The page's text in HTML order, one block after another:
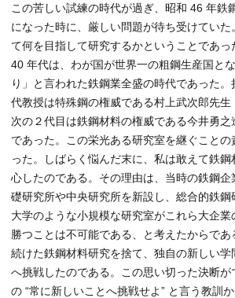
この苦しい試練の時代が過ぎ、昭和 46 年鉄
になった時に、厳しい問題が待ち受けていた
て何を目指して研究するかということであっ
40 年代は、わが国が世界一の粗鋼生産国と
り」と言われた鉄鋼業全盛の時代であった
代教授は特殊鋼の権威である村上武次郎先生
次の２代目は鉄鋼材料の権威である今井勇之
であった。この栄光ある研究室を継ぐこと
った。しばらく悩んだ末に、私は敢えて鉄
心したのである。その理由は、当時の鉄鋼
礎研究所や中央研究所を新設し、総合的鉄鋼
大学のような小規模な研究室がこれら大企
勝つことは不可能である、と考えたからで
続けた鉄鋼材料研究を捨て、独自の新しい
へ挑戦したのである。この思い切った決断
の “常に新しいことへ挑戦せよ” と言う教訓か